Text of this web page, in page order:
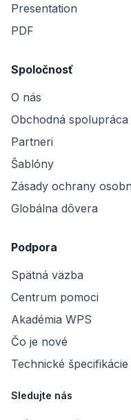
Presentation
PDF
Spoločnosť
O nás
Obchodná spolupráca
Partneri
Šablóny
Zásady ochrany
Globálna dôvera
Podpora
Spätná väzba
Centrum pomoci
Akadémia WPS
Čo je nové
Technické špecifikácie
Sledujte nás